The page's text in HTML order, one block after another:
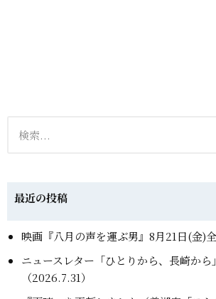
最近の投稿
映画『八月の声を運ぶ男』8月21日(金)全
ニュースレター「ひとりから、長崎か
（2026.7.31）